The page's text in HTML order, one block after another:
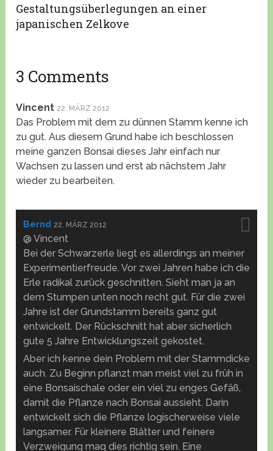
Gestaltungsüberlegungen an einer
japanischen Zelkove
3 Comments
Vincent 22. MÄRZ 2012
Das Problem mit dem zu dünnen Stamm kenne ich
zu gut. Aus diesem Grund habe ich beschlossen
meine ganzen Bonsai dieses Jahr einfach nur
Wachsen zu lassen und erst ab nächstem Jahr
wieder zu bearbeiten.
Bernd 22. MÄRZ 2012
@ Vincent
Bei der Schwarzerle liegt es allerdings an meiner
Experimentierfreude. Vor zwei Jahren habe ich die
Erle radikal zurück geschnitten. Sieht man ja an
dem Stumpen unten noch recht gut. Für die zwei
Jahre ist der Grundstamm bereits ganz gut
entwickelt. Der Rückschnitt hat aber sicherlich
gute 5 Jahre Entwicklungszeit gekostet.
Aber ich kenne dein Problem mit der Stammdicke
auch. Zu Beginn pflanzt man meist viel zu früh in
eine Bonsaischale oder ein viel zu enges Gefäß,
damit die Pflanze nach Bonsai aussieht. Darin
entwickelt sich die Pflanze logischerweise viele
langsamer. Für kleinere Blätter und feinere
Verzweigung mag dies richtig sein. Eine